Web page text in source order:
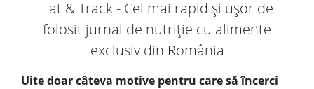
Eat & Track - Cel mai rapid și ușor de
folosit jurnal de nutriție cu alimente
exclusiv din România
Uite doar câteva motive pentru care să încerci